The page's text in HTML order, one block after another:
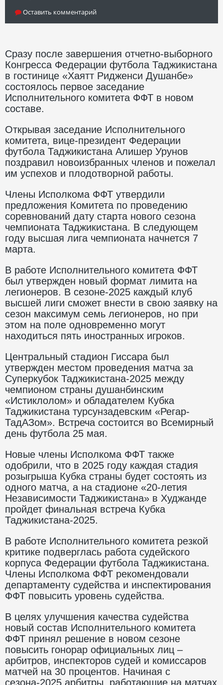
Оставить комментарий
Сразу после завершения отчетно-выборного
Конгресса Федерации футбола Таджикистана
в гостинице «Хаятт Ридженси Душанбе»
состоялось первое заседание
Исполнительного комитета ФФТ в новом
составе.
Открывая заседание Исполнительного
комитета, вице-президент Федерации
футбола Таджикистана Алишер Урунов
поздравил новоизбранных членов и пожелал
им успехов и плодотворной работы.
Члены Исполкома ФФТ утвердили
предложения Комитета по проведению
соревнований дату старта нового сезона
чемпионата Таджикистана. В следующем
году высшая лига чемпионата начнется 7
марта.
В работе Исполнительного комитета ФФТ
был утвержден новый формат лимита на
легионеров. В сезоне-2025 каждый клуб
высшей лиги сможет внести в свою заявку на
сезон максимум семь легионеров, но при
этом на поле одновременно могут
находиться пять иностранных игроков.
Центральный стадион Гиссара был
утвержден местом проведения матча за
Суперкубок Таджикистана-2025 между
чемпионом страны душанбинским
«Истиклолом» и обладателем Кубка
Таджикистана турсунзадевским «Регар-
ТадАЗом». Встреча состоится во Всемирный
день футбола 25 мая.
Новые члены Исполкома ФФТ также
одобрили, что в 2025 году каждая стадия
розыгрыша Кубка страны будет состоять из
одного матча, а на стадионе «20-летия
Независимости Таджикистана» в Худжанде
пройдет финальная встреча Кубка
Таджикистана-2025.
В работе Исполнительного комитета резкой
критике подверглась работа судейского
корпуса Федерации футбола Таджикистана.
Члены Исполкома ФФТ рекомендовали
департаменту судейства и инспектирования
ФФТ повысить уровень судейства.
В целях улучшения качества судейства
новый состав Исполнительного комитета
ФФТ принял решение в новом сезоне
повысить гонорар официальных лиц –
арбитров, инспекторов судей и комиссаров
матчей на 30 процентов. Начиная с
сезона-2025 арбитры, работающие на матчах